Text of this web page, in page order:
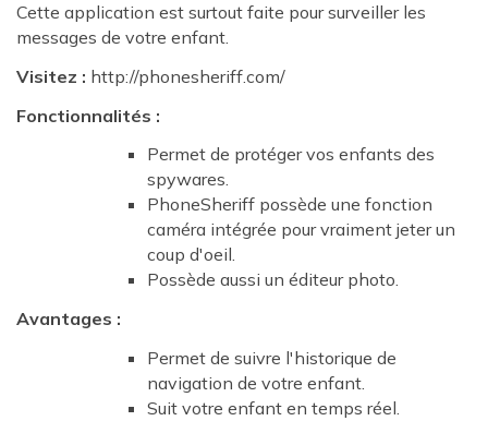
Cette application est surtout faite pour surveiller les
messages de votre enfant.
Visitez : http://phonesheriff.com/
Fonctionnalités :
Permet de protéger vos enfants des
spywares.
PhoneSheriff possède une fonction
caméra intégrée pour vraiment jeter un
coup d'oeil.
Possède aussi un éditeur photo.
Avantages :
Permet de suivre l'historique de
navigation de votre enfant.
Suit votre enfant en temps réel.